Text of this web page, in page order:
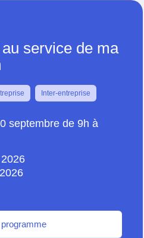
au service de ma
Inter-entreprise
septembre de 9h à